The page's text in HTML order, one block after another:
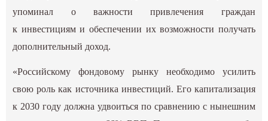
упоминал о важности привлечения граждан
к инвестициям и обеспечении их возможности получать
дополнительный доход.
«Российскому фондовому рынку необходимо усилить
свою роль как источника инвестиций. Его капитализация
к 2030 году должна удвоиться по сравнению с нынешним